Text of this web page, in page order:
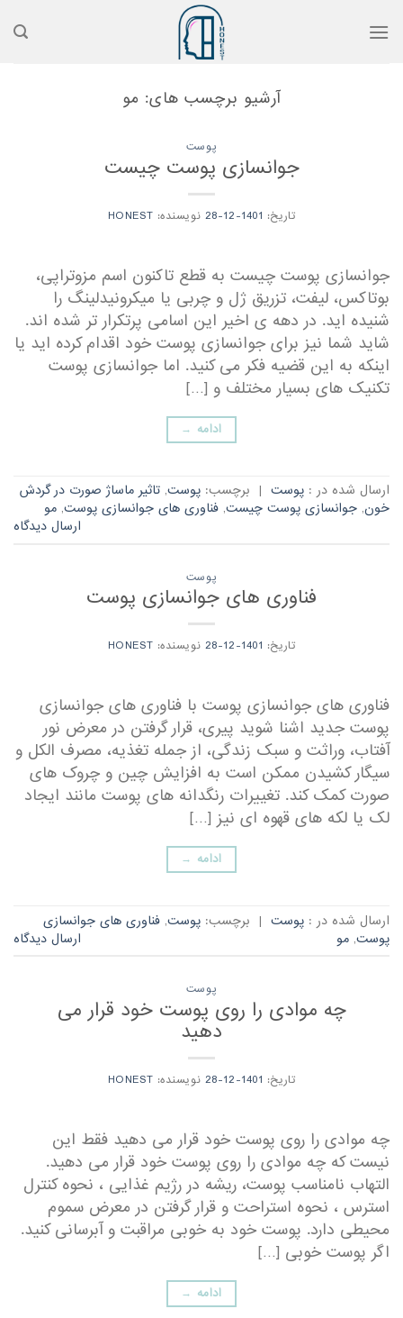
آرشیو برچسب های: مو
پوست
جوانسازی پوست چیست
تاریخ: 1401-12-28 نویسنده: HONEST
جوانسازی پوست چیست به قطع تاکنون اسم مزوتراپی،
بوتاکس، لیفت، تزریق ژل و چربی یا میکرونیدلینگ را
شنیده اید. در دهه ی اخیر این اسامی پرتکرار تر شده اند.
شاید شما نیز برای جوانسازی پوست خود اقدام کرده اید یا
اینکه به این قضیه فکر می کنید. اما جوانسازی پوست
تکنیک های بسیار مختلف و […]
ادامه →
ارسال شده در : پوست | برچسب: پوست, تاثیر ماساژ صورت در گردش
خون, جوانسازی پوست چیست, فناوری های جوانسازی پوست, مو
ارسال دیدگاه
پوست
فناوری های جوانسازی پوست
تاریخ: 1401-12-28 نویسنده: HONEST
فناوری های جوانسازی پوست با فناوری های جوانسازی
پوست جدید اشنا شوید پیری، قرار گرفتن در معرض نور
آفتاب، وراثت و سبک زندگی، از جمله تغذیه، مصرف الکل و
سیگار کشیدن ممکن است به افزایش چین و چروک های
صورت کمک کند. تغییرات رنگدانه های پوست مانند ایجاد
لک یا لکه های قهوه ای نیز […]
ادامه →
ارسال شده در : پوست | برچسب: پوست, فناوری های جوانسازی
پوست, مو ارسال دیدگاه
پوست
چه موادی را روی پوست خود قرار می
دهید
تاریخ: 1401-12-28 نویسنده: HONEST
چه موادی را روی پوست خود قرار می دهید فقط این
نیست که چه موادی را روی پوست خود قرار می دهید.
التهاب نامناسب پوست، ریشه در رژیم غذایی ، نحوه کنترل
استرس ، نحوه استراحت و قرار گرفتن در معرض سموم
محیطی دارد. پوست خود به خوبی مراقبت و آبرسانی کنید.
اگر پوست خوبی […]
ادامه →